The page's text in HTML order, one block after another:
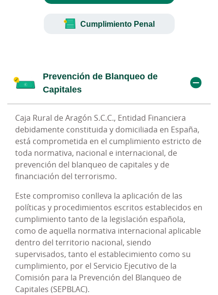
Cumplimiento Penal
Prevención de Blanqueo de
Capitales
Caja Rural de Aragón S.C.C., Entidad Financiera
debidamente constituida y domiciliada en España,
está comprometida en el cumplimiento estricto de
toda normativa, nacional e internacional, de
prevención del blanqueo de capitales y de
financiación del terrorismo.
Este compromiso conlleva la aplicación de las
políticas y procedimientos escritos establecidos en
cumplimiento tanto de la legislación española,
como de aquella normativa internacional aplicable
dentro del territorio nacional, siendo
supervisados, tanto el establecimiento como su
cumplimiento, por el Servicio Ejecutivo de la
Comisión para la Prevención del Blanqueo de
Capitales (SEPBLAC).
Cumplimiento Penal
Dentro del compromiso asumido por Caja Rural de
Aragón en relación al cumplimiento de la
normativa vigente, nacional e internacional,
cobran especial importancia las medidas
implantadas por la Entidad, tendentes a evitar la
comisión, por empleados y directivos, de
penal.
A estos efectos, el Consejo de Administración de
Caja Rural de Aragón S.C.C. estableció en el año
2015 un Modelo de Prevención de Riesgos Penal
(en adelante, el Modelo PRP) que tenía por objeto
evitar, o al menos, a mitigar en lo posible, la
comisión de delitos en el ámbito de la actividad
propia de la Entidad. Este Modelo era también